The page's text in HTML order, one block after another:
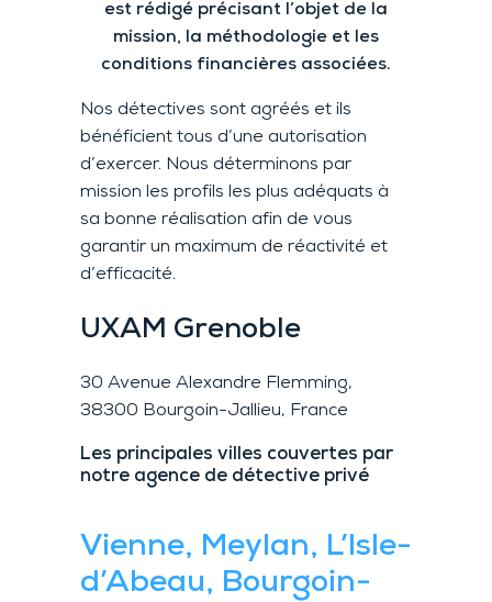
est rédigé précisant l’objet de la
mission, la méthodologie et les
conditions financières associées.
Nos détectives sont agréés et ils
bénéficient tous d’une autorisation
d’exercer. Nous déterminons par
mission les profils les plus adéquats à
sa bonne réalisation afin de vous
garantir un maximum de réactivité et
d’efficacité.
UXAM Grenoble
30 Avenue Alexandre Flemming,
38300 Bourgoin-Jallieu, France
Les principales villes couvertes par
notre agence de détective privé
Vienne, Meylan, L’Isle-
d’Abeau, Bourgoin-